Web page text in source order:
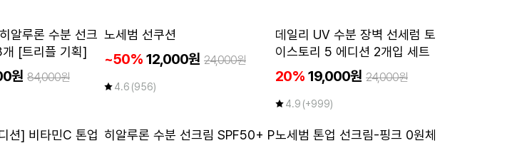
50%
알루론 수분 선크
[트리플 기획]
원 84,000원
노세범 선쿠션
~50% 12,000원 24,000원
4.6 (956)
데일리 UV 수분 장벽 선세럼 토
이스토리 5 에디션 2개입 세트
20% 19,000원 24,000원
4.9 (+999)
션] 비타민C 톤업
~ %
히알루론 수분 선크림 SPF50+ P노세범 톤업 선크림-핑크 0원체